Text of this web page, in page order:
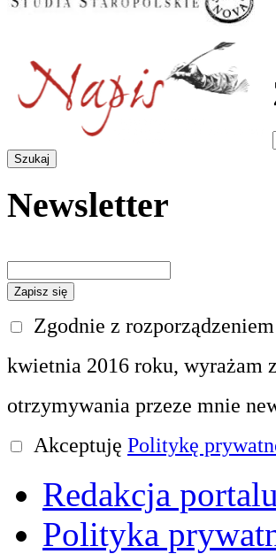
Newsletter
Zgodnie z
kwietnia 2016 roku, wyrażam
otrzymywania przeze mnie
Akceptuję Politykę
Redakcja portalu
Polityka